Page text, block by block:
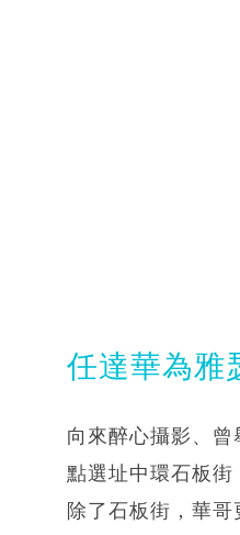
任達華為雅
向來醉心攝影、
點選址中環石板街
除了石板街，華